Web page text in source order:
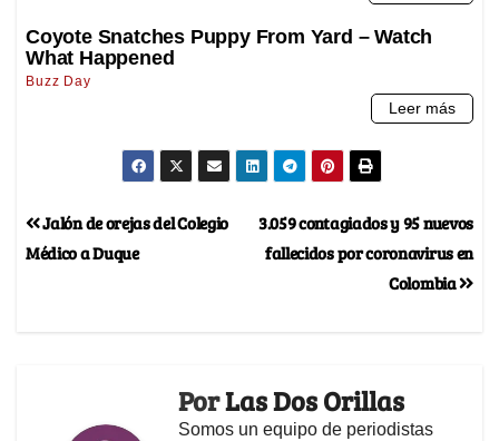
3.059 contagiados y 95 nuevos
fallecidos por coronavirus en
Colombia
Jalón de orejas del Colegio
Médico a Duque
PorLas Dos Orillas
Somos un equipo de periodistas